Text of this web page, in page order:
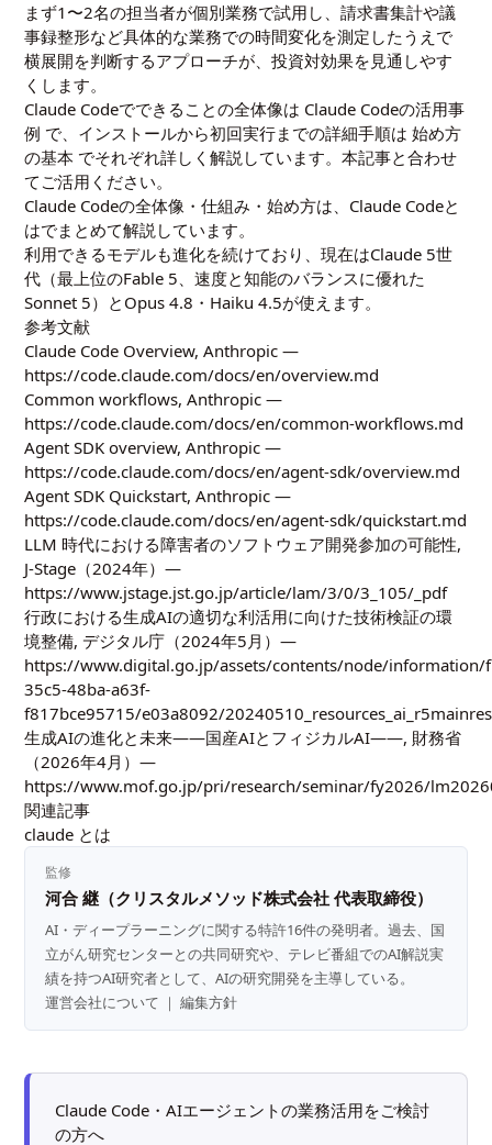
まず1〜2名の担当者が個別業務で試用し、請求書集計や議
事録整形など具体的な業務での時間変化を測定したうえで
横展開を判断するアプローチが、投資対効果を見通しやす
くします。
Claude Codeでできることの全体像は Claude Codeの活用事
例 で、インストールから初回実行までの詳細手順は始め方
の基本 でそれぞれ詳しく解説しています。本記事と合わせ
てご活用ください。
Claude Codeの全体像・仕組み・始め方は、 Claude Codeと
はでまとめて解説しています。
利用できるモデルも進化を続けており、現在はClaude 5世
代（最上位のFable 5、速度と知能のバランスに優れた
Sonnet 5）とOpus 4.8・Haiku 4.5が使えます。
参考文献
Claude Code Overview, Anthropic —
https://code.claude.com/docs/en/overview.md
Common workflows, Anthropic —
https://code.claude.com/docs/en/common-workflows.md
Agent SDK overview, Anthropic —
https://code.claude.com/docs/en/agent-sdk/overview.md
Agent SDK Quickstart, Anthropic —
https://code.claude.com/docs/en/agent-sdk/quickstart.md
LLM 時代における障害者のソフトウェア開発参加の可能性,
J-Stage（2024年）—
https://www.jstage.jst.go.jp/article/lam/3/0/3_105/_pdf
行政における生成AIの適切な利活用に向けた技術検証の環
境整備, デジタル庁（2024年5月）—
https://www.digital.go.jp/assets/contents/node/information/
35c5-48ba-a63f-
f817bce95715/e03a8092/
生成AIの進化と未来——国産AIとフィジカルAI——, 財務省
（2026年4月）—
https://www.mof.go.jp/pri/research/seminar/fy2026/
関連記事
claude とは
監修
河合 継（クリスタルメソッド株式会社 代表取締役）
AI・ディープラーニングに関する特許16件の発明者。過去、国
立がん研究センターとの共同研究や、テレビ番組でのAI解説実
績を持つAI研究者として、AIの研究開発を主導している。
運営会社について ｜編集方針
Claude Code・AIエージェントの業務活用をご検討
の方へ